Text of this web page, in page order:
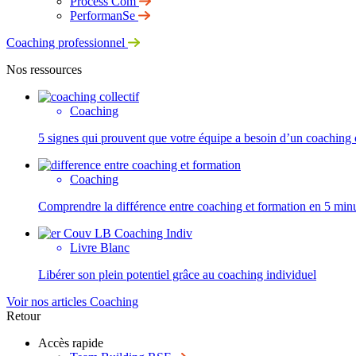
PerformanSe
Coaching professionnel
Nos ressources
Coaching
5 signes qui prouvent que votre équipe a besoin d’un
Coaching
Comprendre la différence entre coaching et formation en 5
Livre Blanc
Libérer son plein potentiel grâce au coaching individuel
Voir nos articles Coaching
Retour
Accès rapide